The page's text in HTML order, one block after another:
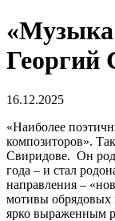
«Музыка
Георгий
16.12.2025
«Наиболее
композиторов».
Свиридове. Он
года – и стал
направления –
мотивы обрядовых
ярко выраженным